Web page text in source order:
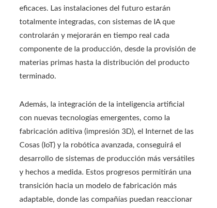
eficaces. Las instalaciones del futuro estarán
totalmente integradas, con sistemas de IA que
controlarán y mejorarán en tiempo real cada
componente de la producción, desde la provisión de
materias primas hasta la distribución del producto
terminado.
Además, la integración de la inteligencia artificial
con nuevas tecnologías emergentes, como la
fabricación aditiva (impresión 3D), el Internet de las
Cosas (IoT) y la robótica avanzada, conseguirá el
desarrollo de sistemas de producción más versátiles
y hechos a medida. Estos progresos permitirán una
transición hacia un modelo de fabricación más
adaptable, donde las compañías puedan reaccionar